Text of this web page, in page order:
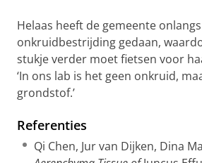
Helaas heeft de gemeente
onkruidbestrijding gedaan,
stukje verder moet fietsen voor
‘In ons lab is het geen onkruid,
grondstof.’
Referenties
Qi Chen, Jur van Dijken, Dina